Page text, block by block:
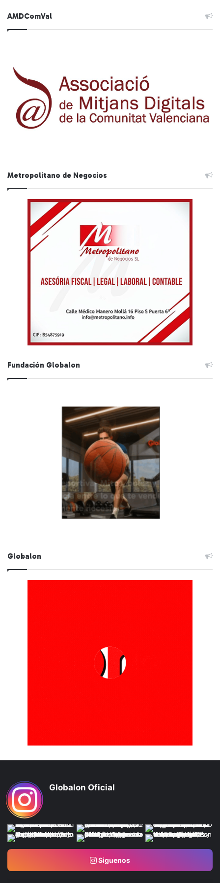
AMDComVal
Metropolitano de Negocios
Fundación Globalon
Globalon
Globalon Oficial
Siguenos